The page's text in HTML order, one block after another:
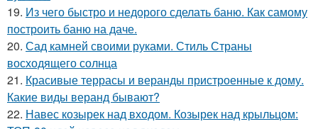
19. Из чего быстро и недорого сделать баню. Как самому
построить баню на даче.
20. Сад камней своими руками. Стиль Страны
восходящего солнца
21. Красивые террасы и веранды пристроенные к дому.
Какие виды веранд бывают?
22. Навес козырек над входом. Козырек над крыльцом: